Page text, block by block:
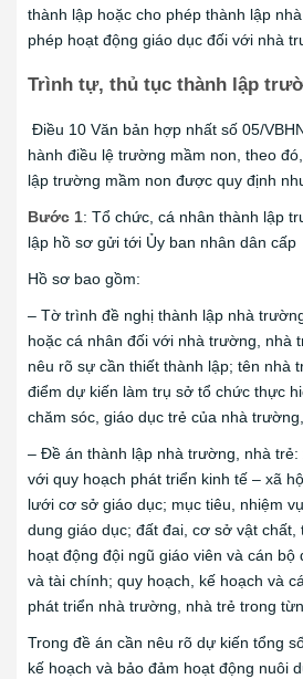
thành lập hoặc cho phép thành lập
phép hoạt động giáo dục đối với nhà
Trình tự, thủ tục thành lập
Điều 10 Văn bản hợp nhất số 05/
hành điều lệ trường mầm non, theo
lập trường mầm non được quy định
Bước 1: Tổ chức, cá nhân thành lập
lập hồ sơ gửi tới Ủy ban nhân dân
Hồ sơ bao gồm:
– Tờ trình đề nghị thành lập nhà
hoặc cá nhân đối với nhà trường, nhà
nêu rõ sự cần thiết thành lập; tên nhà
điểm dự kiến làm trụ sở tổ chức thực
chăm sóc, giáo dục trẻ của nhà
– Đề án thành lập nhà trường, nhà
với quy hoạch phát triển kinh tế – xã
lưới cơ sở giáo dục; mục tiêu, nhiệm
dung giáo dục; đất đai, cơ sở vật chất,
hoạt động đội ngũ giáo viên và cán bộ
và tài chính; quy hoạch, kế hoạch và
phát triển nhà trường, nhà trẻ trong
Trong đề án cần nêu rõ dự kiến tổng
kế hoạch và bảo đảm hoạt động nuôi